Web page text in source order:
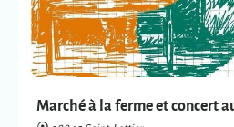
Marché à la ferme et concert